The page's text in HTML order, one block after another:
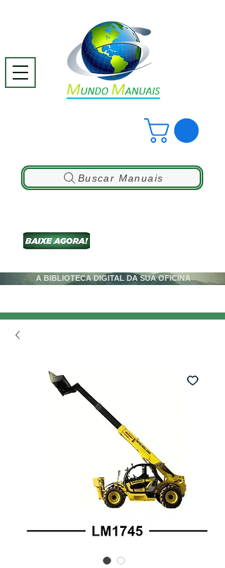
A BIBLIOTECA DIGITAL DA SUA OFICINA
Buscar Manuais